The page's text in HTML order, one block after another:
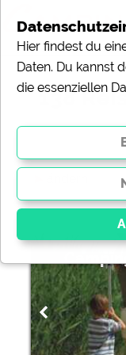
138
Hier findest du
Daten. Du kannst
die essenziellen
Essenziell
Essenzielle Cookies
Funktionen und sind
Website dringend
werden Teile der